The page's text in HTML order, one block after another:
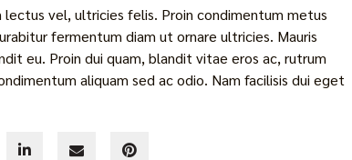
vel, ultricies felis. Proin condimentum metus
fermentum diam ut ornare ultricies. Mauris
eu. Proin dui quam, blandit vitae eros ac, rutrum
aliquam sed ac odio. Nam facilisis dui eget